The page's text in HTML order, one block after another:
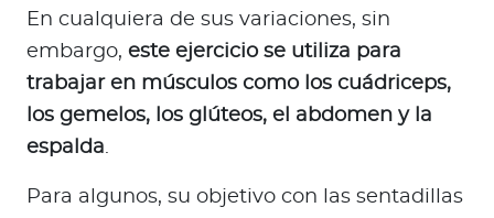
En cualquiera de sus variaciones, sin
embargo, este ejercicio se utiliza para
trabajar en músculos como los cuádriceps,
los gemelos, los glúteos, el abdomen y la
espalda.
Para algunos, su objetivo con las sentadillas